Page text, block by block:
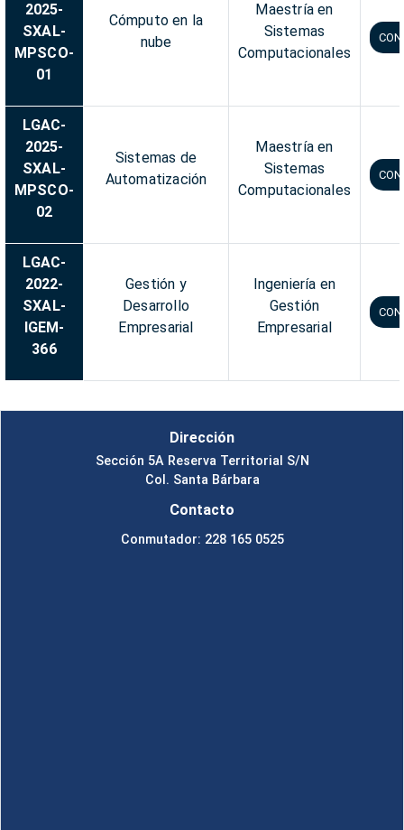
2025-
SXAL-
MPSCO-
01
Cómputo en la
nube
Maestría en
Sistemas
Computacionales
LGAC-
2025-
SXAL-
MPSCO-
02
Sistemas de
Automatización
Maestría en
Sistemas
Computacionales
LGAC-
2022-
SXAL-
IGEM-
366
Gestión y
Desarrollo
Empresarial
Ingeniería en
Gestión
Empresarial
Dirección
Sección 5A Reserva Territorial S/N
Col. Santa Bárbara
Contacto
Conmutador: 228 165 0525